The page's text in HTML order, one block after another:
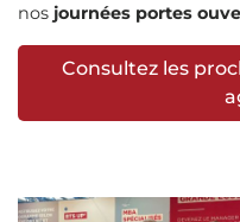
nos journées portes
Consultez les